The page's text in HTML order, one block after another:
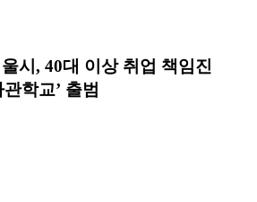
시, 40대 이상 취업 책임진
학교’ 출범